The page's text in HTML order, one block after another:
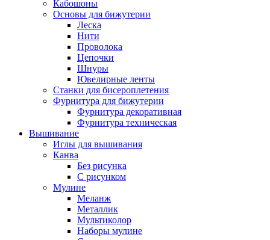
Кабошоны
Основы для бижутерии
Леска
Нити
Проволока
Цепочки
Шнуры
Ювелирные ленты
Станки для бисероплетения
Фурнитура для бижутерии
Фурнитура декоративная
Фурнитура техническая
Вышивание
Иглы для вышивания
Канва
Без рисунка
С рисунком
Мулине
Меланж
Металлик
Мультиколор
Наборы мулине